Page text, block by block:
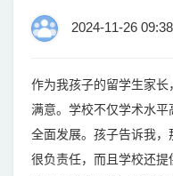
2024-11-26
作为我孩子的留学生家
满意。学校不仅学术水
全面发展。孩子告诉我
很负责任，而且学校还